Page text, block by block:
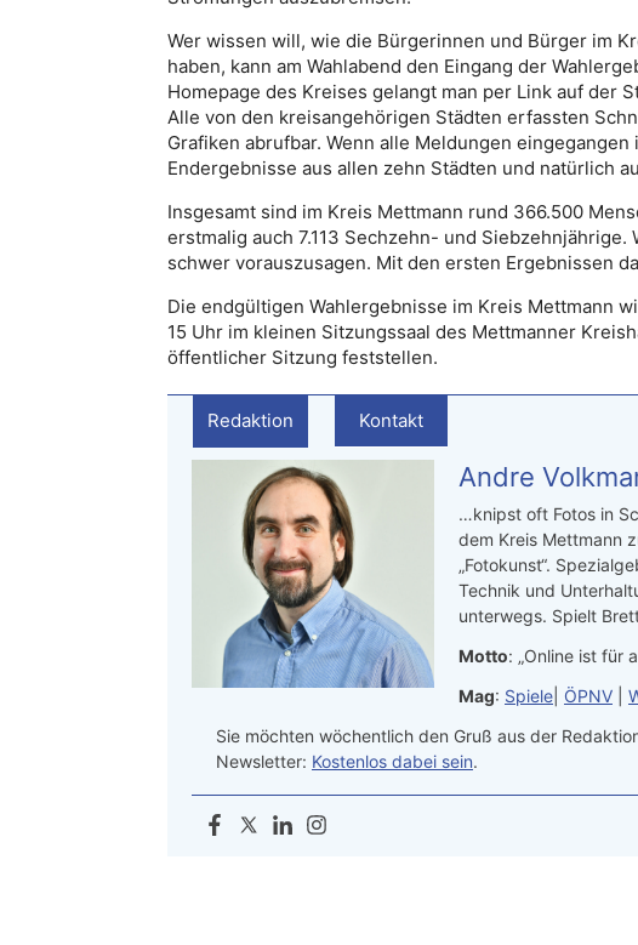
Wer wissen will, wie die Bürgerinnen und Bürger im
haben, kann am Wahlabend den Eingang der
Homepage des Kreises gelangt man per Link auf der
Alle von den kreisangehörigen Städten erfassten
Grafiken abrufbar. Wenn alle Meldungen
Endergebnisse aus allen zehn Städten und natürlich
Insgesamt sind im Kreis Mettmann rund 366.500
erstmalig auch 7.113 Sechzehn- und
schwer vorauszusagen. Mit den ersten Ergebnissen
Die endgültigen Wahlergebnisse im Kreis Mettmann
15 Uhr im kleinen Sitzungssaal des Mettmanner
öffentlicher Sitzung feststellen.
Redaktion Kontakt
Andre
…knipst oft Fotos in
dem Kreis Mettmann
„Fotokunst“.
Technik und
unterwegs. Spielt
Motto: „Online ist für
Mag: Spiele ÖPNV
Sie möchten wöchentlich den Gruß aus der
Newsletter: Kostenlos dabei sein.